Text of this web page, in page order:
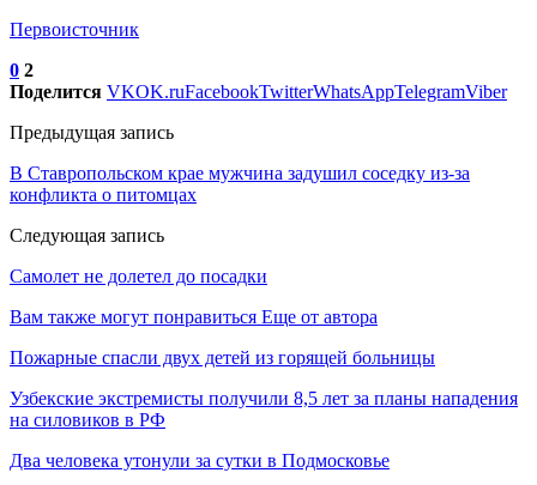
Первоисточник
0 2
Поделится VKOK.ruFacebookTwitterWhatsAppTelegramViber
Предыдущая запись
В Ставропольском крае мужчина задушил соседку из-за
конфликта о питомцах
Следующая запись
Самолет не долетел до посадки
Вам также могут понравиться Еще от автора
Пожарные спасли двух детей из горящей больницы
Узбекские экстремисты получили 8,5 лет за планы нападения
на силовиков в РФ
Два человека утонули за сутки в Подмосковье